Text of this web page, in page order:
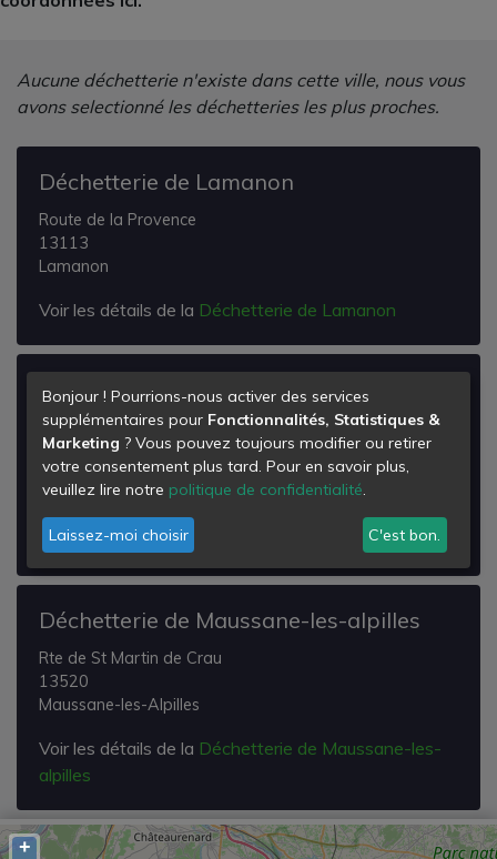
Aucune déchetterie n'existe dans cette ville, nous vous
avons selectionné les déchetteries les plus proches.
Déchetterie de Lamanon
Route de la Provence
13113
Lamanon
Voir les détails de la Déchetterie de Lamanon
Déchetterie de Mollégès
Quartier de l'Eguille
Chemin du Mas Robin
13940
Mollégès
Voir les détails de la Déchetterie de Mollégès
Déchetterie de Maussane-les-alpilles
Rte de St Martin de Crau
13520
Maussane-les-Alpilles
Voir les détails de la Déchetterie de Maussane-les-
alpilles
+
Bonjour ! Pourrions-nous activer des services
supplémentaires pour Fonctionnalités, Statistiques &
Marketing ? Vous pouvez toujours modifier ou retirer
votre consentement plus tard. Pour en savoir plus,
veuillez lire notre politique de confidentialité.
Laissez-moi choisir C'est bon.